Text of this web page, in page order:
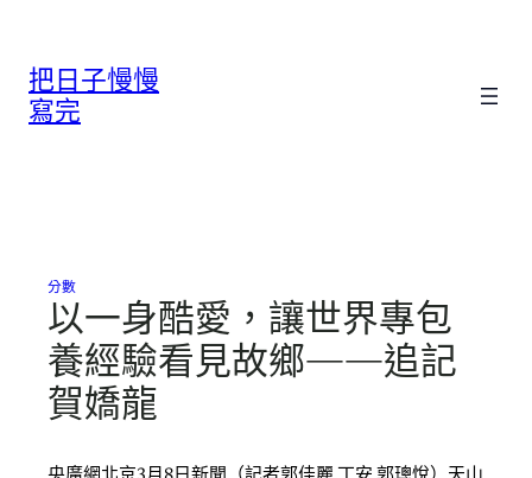
把日子慢慢
寫完
分數
以一身酷愛，讓世界專包
養經驗看見故鄉——追記
賀嬌龍